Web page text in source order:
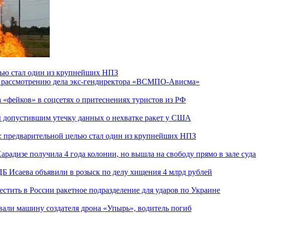
стал один из крупнейших НПЗ
дела экс-гендиректора «ВСМПО-Ависма»
«фейков» в соцсетях о притеснениях туристов из РФ
утечку данных о нехватке ракет у США
предварительной целью стал один из крупнейших НПЗ
получила 4 года колонии, но вышла на свободу прямо в зале суда
Исаева объявили в розыск по делу хищения 4 млрд рублей
в России ракетное подразделение для ударов по Украине
машину создателя дрона «Упырь», водитель погиб